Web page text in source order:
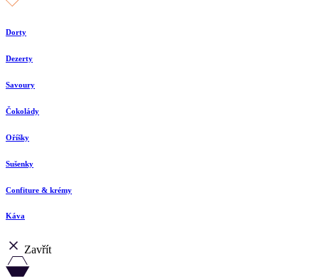
Dorty
Dezerty
Savoury
Čokolády
Oříšky
Sušenky
Confiture & krémy
Káva
Zavřít